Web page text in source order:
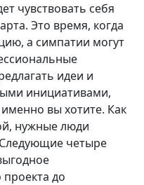
чувствовать себя
Это время, когда
а симпатии могут
идеи и
инициативами,
вы хотите. Как
нужные люди
четыре
проекта до